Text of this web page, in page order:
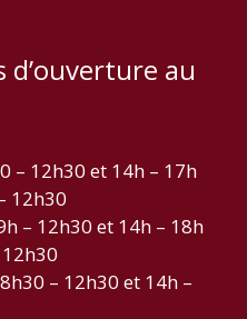
d’ouverture au
– 12h30 et 14h – 17h
12h30
– 12h30 et 14h – 18h
– 12h30 et 14h –